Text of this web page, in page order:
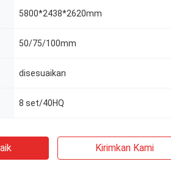
5800*2438*2620mm
50/75/100mm
disesuaikan
8 set/40HQ
Kirimkan Kami